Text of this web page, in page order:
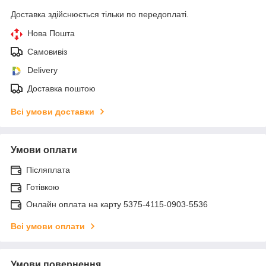
Доставка здійснюється тільки по передоплаті.
Нова Пошта
Самовивіз
Delivery
Доставка поштою
Всі умови доставки
Умови оплати
Післяплата
Готівкою
Онлайн оплата на карту 5375-4115-0903-5536
Всі умови оплати